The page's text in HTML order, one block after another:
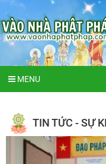
MENU
TIN TỨC - SỰ